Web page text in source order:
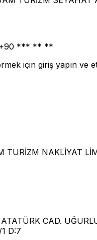
*** ** **
için giriş yapın ve
TURİZM NAKLİYAT
CAD.
D:7